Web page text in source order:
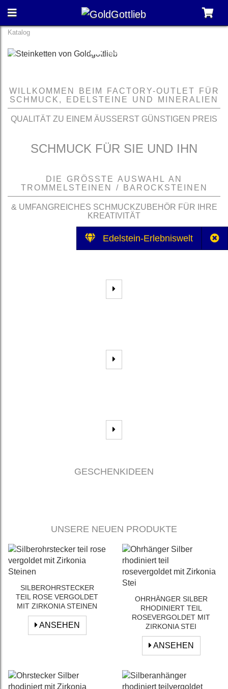
Edelstein-Erlebniswelt
Katalog
Previous
WILLKOMMEN BEIM FACTORY-OUTLET FÜR
SCHMUCK, EDELSTEINE UND MINERALIEN
QUALITÄT ZU EINEM ÄUSSERST GÜNSTIGEN PREIS
SCHMUCK FÜR SIE UND IHN
DIE GRÖSSTE AUSWAHL AN T
ROMMELSTEINEN / BAROCKSTEINEN
& UMFANGREICHES SCHMUCKZUBEHÖR FÜR IHRE
KREATIVITÄT
GESCHENKIDEEN
UNSERE NEUEN PRODUKTE
SILBEROHRSTECKER
TEIL ROSE VERGOLDET
MIT ZIRKONIA STEINEN
ANSEHEN
OHRHÄNGER SILBER
RHODINIERT TEIL
ROSEVERGOLDET MIT
ZIRKONIA STEI
ANSEHEN